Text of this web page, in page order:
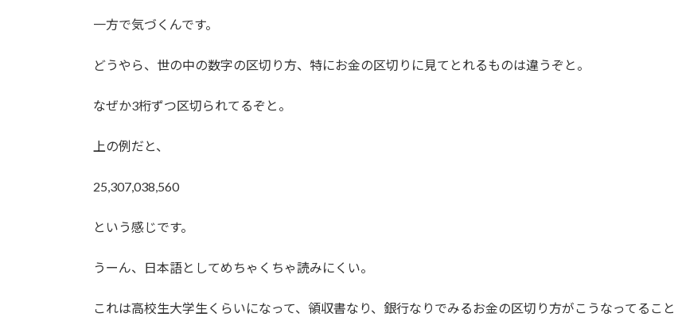
一方で気づくんです。
どうやら、世の中の数字の区切り方、特にお金の区切りに見てとれるものは違うぞと。
なぜか3桁ずつ区切られてるぞと。
上の例だと、
25,307,038,560
という感じです。
うーん、日本語としてめちゃくちゃ読みにくい。
これは高校生大学生くらいになって、領収書なり、銀行なりでみるお金の区切り方がこうなってること